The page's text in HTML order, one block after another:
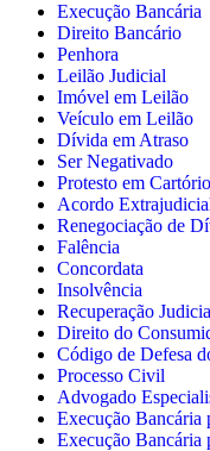
Execução Bancária
Direito Bancário
Penhora
Leilão Judicial
Imóvel em Leilão
Veículo em Leilão
Dívida em Atraso
Ser Negativado
Protesto em Cartório
Acordo
Renegociação de
Falência
Concordata
Insolvência
Recuperação
Direito do
Código de Defesa
Processo Civil
Advogado
Execução Bancária
Execução Bancária